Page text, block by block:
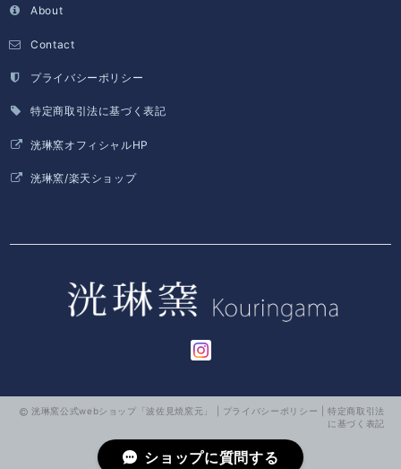
About
Contact
プライバシーポリシー
特定商取引法に基づく表記
洸琳窯オフィシャルHP
洸琳窯/楽天ショップ
洸琳窯公式webショップ「波佐見焼窯元」 | プライバシーポリシー |特定商取引法
に基づく表記
ショップに質問する